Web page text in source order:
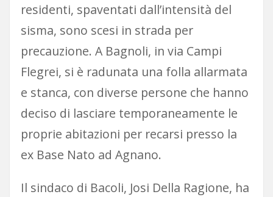
residenti, spaventati dall’intensità del
sisma, sono scesi in strada per
precauzione. A Bagnoli, in via Campi
Flegrei, si è radunata una folla allarmata
e stanca, con diverse persone che hanno
deciso di lasciare temporaneamente le
proprie abitazioni per recarsi presso la
ex Base Nato ad Agnano.
Il sindaco di Bacoli, Josi Della Ragione, ha